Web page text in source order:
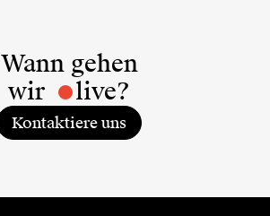
Wann gehen
wir
live?
Kontaktiere uns